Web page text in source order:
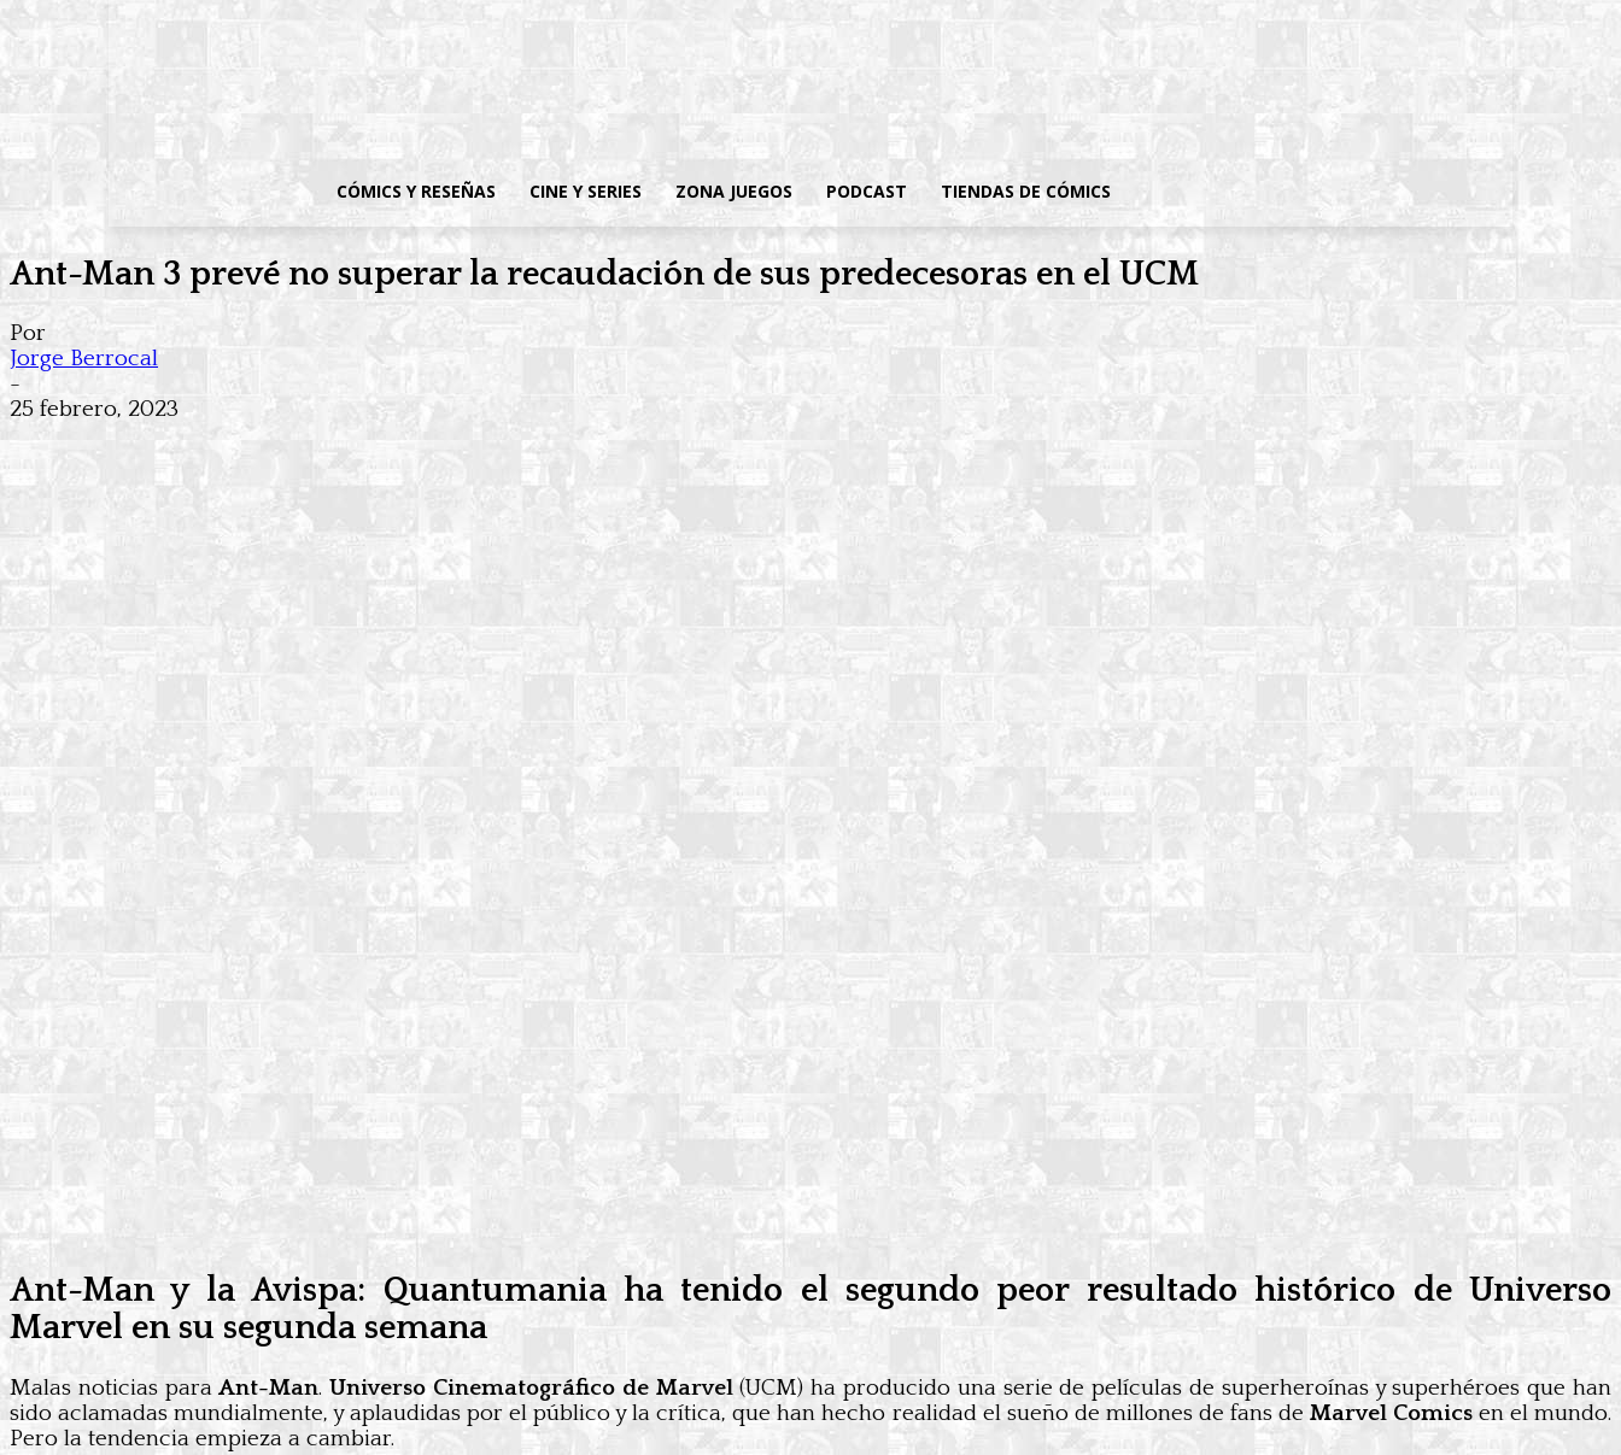
CÓMICS Y RESEÑAS CINE Y SERIES ZONA JUEGOS PODCAST TIENDAS DE CÓMICS
Ant-Man 3 prevé no superar la recaudación de sus predecesoras en el UCM
Por
Jorge Berrocal
-
25 febrero, 2023
Ant-Man y la Avispa: Quantumania ha tenido el segundo peor resultado histórico de Universo
Marvel en su segunda semana
Malas noticias paraAnt-Man.Universo Cinematográfico de Marvel(UCM) ha producido una serie de películas de superheroínas y superhéroes que han
sido aclamadas mundialmente, y aplaudidas por el público y la crítica, que han hecho realidad el sueño de millones de fans de Marvel Comicsen el mundo.
Pero la tendencia empieza a cambiar.